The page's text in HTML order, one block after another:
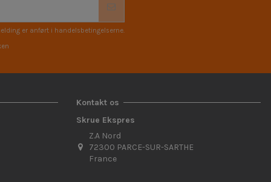
er anført i handelsbetingelserne.
Kontakt os
Skrue Ekspres
Z.A Nord
72300 PARCE-SUR-SARTHE
France